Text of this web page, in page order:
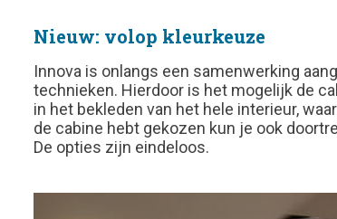
Nieuw: volop kleurkeuze
Innova is onlangs een samenwerking
technieken. Hierdoor is het mogelijk de
in het bekleden van het hele interieur,
de cabine hebt gekozen kun je ook
De opties zijn eindeloos.